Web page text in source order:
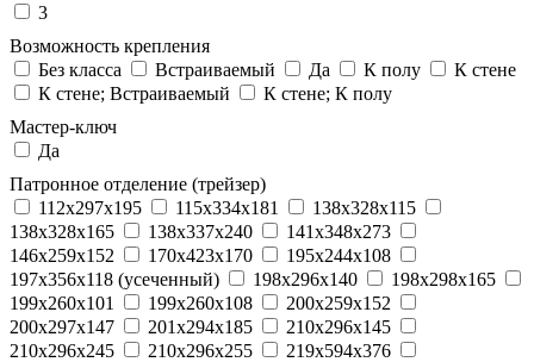
3
Возможность крепления
Без класса
Встраиваемый Да К полу
К стене
К стене; Встраиваемый
К стене; К полу
Мастер-ключ
Да
Патронное отделение (трейзер)
112x297x195
115x334x181
138x328x115
138x328x165
138x337x240
141x348x273
146x259x152
170x423x170
195x244x108
197x356x118 (усеченный)
198x296x140
198x298x165
199x260x101
199x260x108
200x259x152
200x297x147
201x294x185
210x296x145
210x296x245
210x296x255
219x594x376